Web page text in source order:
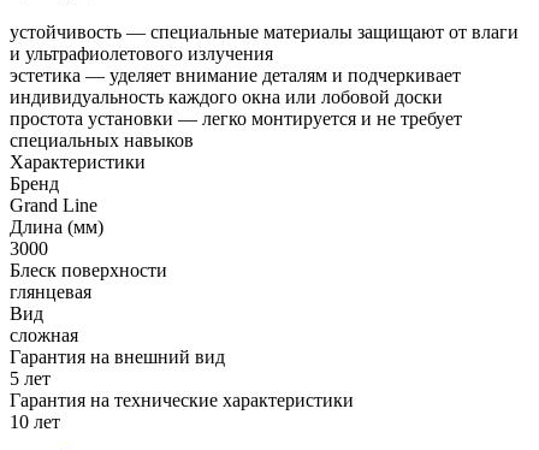
устойчивость — специальные материалы защищают от влаги
и ультрафиолетового излучения
эстетика — уделяет внимание деталям и подчеркивает
индивидуальность каждого окна или лобовой доски
простота установки — легко монтируется и не требует
специальных навыков
Характеристики
Бренд
Grand Line
Длина (мм)
3000
Блеск поверхности
глянцевая
Вид
сложная
Гарантия на внешний вид
5 лет
Гарантия на технические характеристики
10 лет